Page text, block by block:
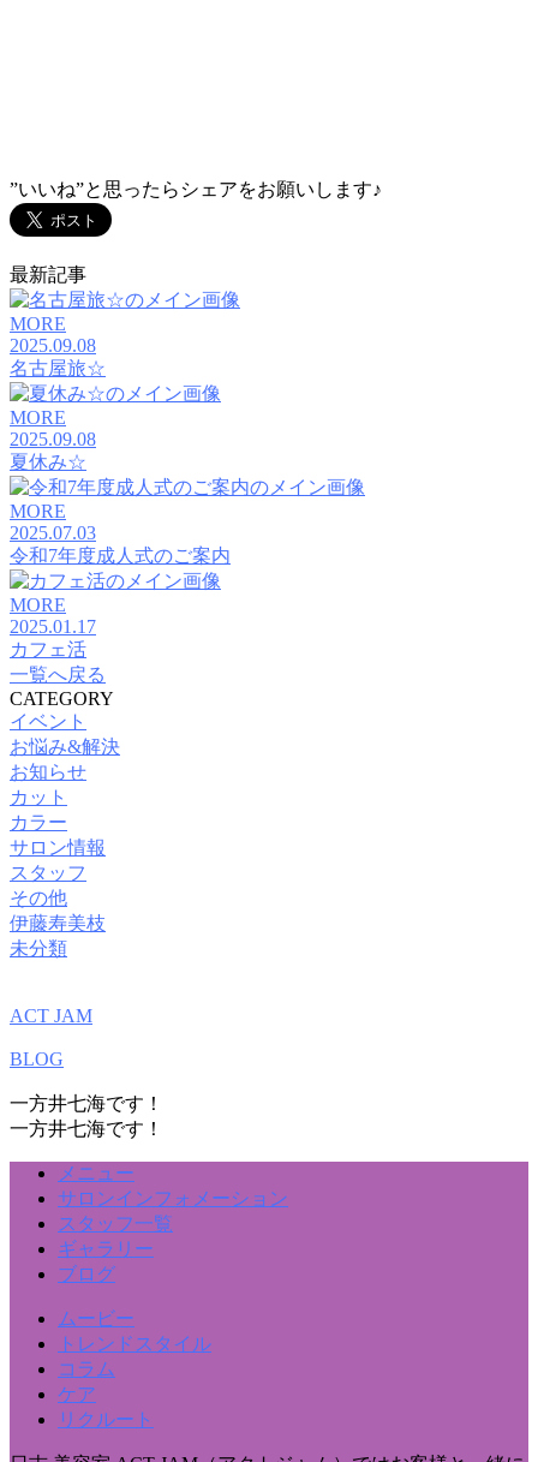
”いいね”と思ったらシェアをお願いします♪
最新記事
MORE
2025.09.08
名古屋旅☆
MORE
2025.09.08
夏休み☆
MORE
2025.07.03
令和7年度成人式のご案内
MORE
2025.01.17
カフェ活
一覧へ戻る
CATEGORY
イベント
お悩み&解決
お知らせ
カット
カラー
サロン情報
スタッフ
その他
伊藤寿美枝
未分類
ACT JAM
BLOG
一方井七海です！
一方井七海です！
メニュー
サロンインフォメーション
スタッフ一覧
ギャラリー
ブログ
ムービー
トレンドスタイル
コラム
ケア
リクルート